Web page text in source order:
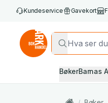
Kundeservice Gavekort
BøkerBarnas